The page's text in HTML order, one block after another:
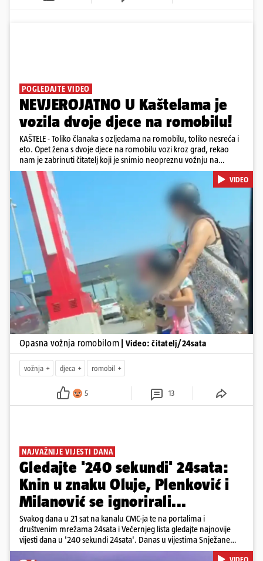
POGLEDAJTE VIDEO
NEVJEROJATNO U Kaštelama je
vozila dvoje djece na romobilu!
KAŠTELE - Toliko članaka s ozljedama na romobilu, toliko nesreća i
eto. Opet žena s dvoje djece na romobilu vozi kroz grad, rekao
nam je zabrinuti čitatelj koji je snimio neopreznu vožnju na
romobilu u četvrtak prijepodne. Podsjetimo, mjesec i pol od smrti
dječaka (14) u Metkoviću, pad s električnog romobila odnio je još
jedan mladi život. Unatoč naporima liječnika KBC-a Zagreb, u
ponedjeljak maloljetnik je podlegao ozljedama zadobivenima u
padu s romobila.
Pokretanje videa...
VIDEO
Opasna vožnja romobilom | Video: čitatelj/24sata
vožnja djeca romobil
5 13
NAJVAŽNIJE VIJESTI DANA
Gledajte '240 sekundi' 24sata:
Knin u znaku Oluje, Plenković i
Milanović se ignorirali...
Svakog dana u 21 sat na kanalu CMC-ja te na portalima i
društvenim mrežama 24sata i Večernjeg lista gledajte najnovije
vijesti dana u '240 sekundi 24sata'. Danas u vijestima Snježane
Krnetić: Hrvatska je obilježila 31. obljetnicu Oluje, a pažnju je